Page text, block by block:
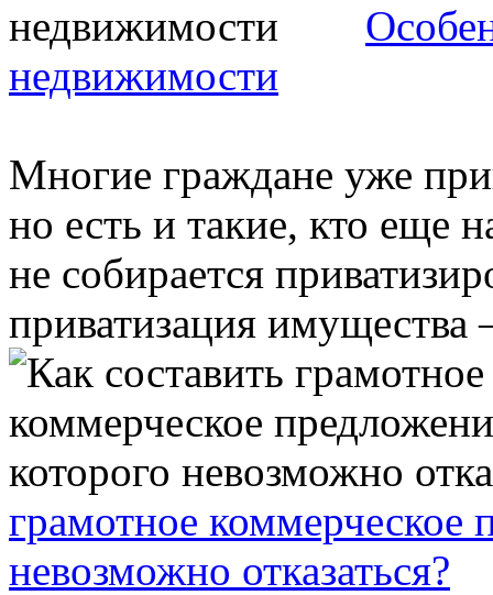
недвижимости
Многие граждане уже
но есть и такие, кто еще
не собирается
приватизация имущества
грамотное коммерческое
невозможно отказаться?